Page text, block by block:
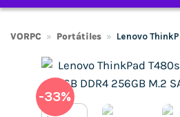
VORPC » Portátiles » Lenovo
-33%